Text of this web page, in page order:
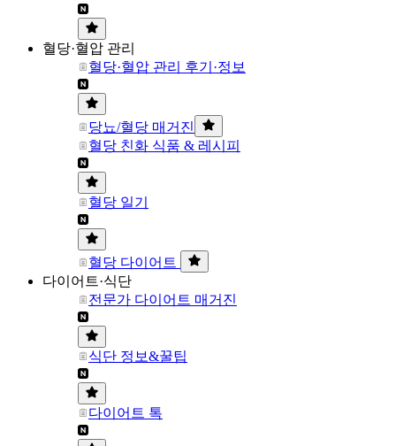
혈당·혈압 관리
혈당·혈압 관리 후기·정보
당뇨/혈당 매거진
혈당 친화 식품 & 레시피
혈당 일기
혈당 다이어트
다이어트·식단
전문가 다이어트 매거진
식단 정보&꿀팁
다이어트 톡